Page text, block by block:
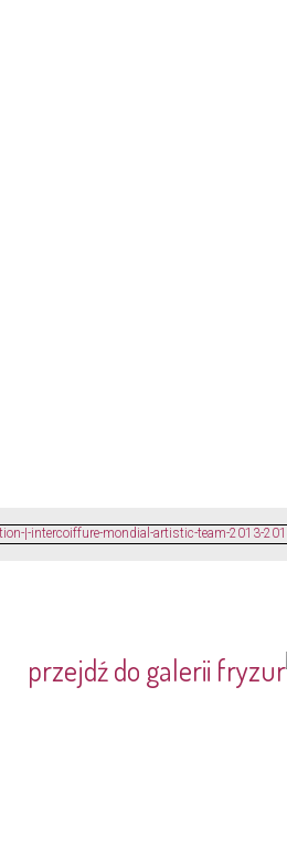
przejdź do galerii fryzur